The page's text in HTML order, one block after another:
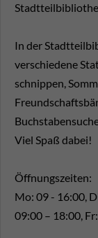
In der
verschiedene
schnippen,
Viel Spaß dabei!
Öffnungszeiten:
Mo: 09 - 16:00,
09:00 – 18:00,